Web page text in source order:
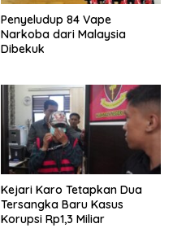
Penyeludup 84 Vape
Narkoba dari Malaysia
Dibekuk
Kejari Karo Tetapkan Dua
Tersangka Baru Kasus
Korupsi Rp1,3 Miliar